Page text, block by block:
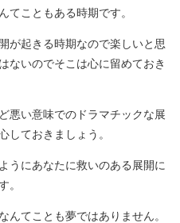
てこともある時期です。
が起きる時期なので楽しいと思
ないのでそこは心に留めておき
悪い意味でのドラマチックな展
しておきましょう。
うにあなたに救いのある展開に
。
んてことも夢ではありません。